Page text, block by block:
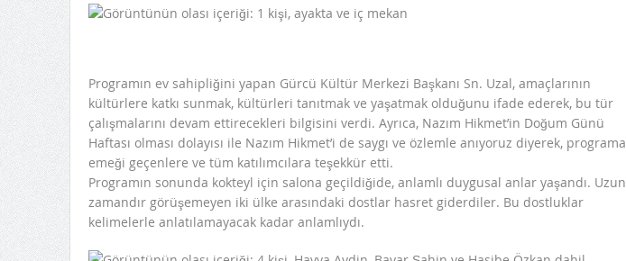
Programın ev sahipliğini yapan Gürcü Kültür Merkezi Başkanı Sn. Uzal, amaçlarının
kültürlere katkı sunmak, kültürleri tanıtmak ve yaşatmak olduğunu ifade ederek, bu tür
çalışmalarını devam ettirecekleri bilgisini verdi. Ayrıca, Nazım Hikmet’in Doğum Günü
Haftası olması dolayısı ile Nazım Hikmet’i de saygı ve özlemle anıyoruz diyerek, programa
emeği geçenlere ve tüm katılımcılara teşekkür etti.
Programın sonunda kokteyl için salona geçildiğide, anlamlı duygusal anlar yaşandı. Uzun
zamandır görüşemeyen iki ülke arasındaki dostlar hasret giderdiler. Bu dostluklar
kelimelerle anlatılamayacak kadar anlamlıydı.